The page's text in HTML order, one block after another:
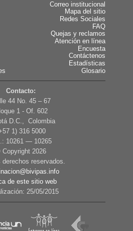
Correo institucional
Mapa del sitio
Redes Sociales
FAQ
Quejas y reclamos
Atención en línea
Encuesta
Contáctenos
Estadísticas
Glosario
Contacto:
44 No. 45 – 67
1 - Of. 602
D.C., Colombia
1) 316 5000
10261 — 10265
Copyright 2026
derechos reservados.
de este sitio web
25/05/2015